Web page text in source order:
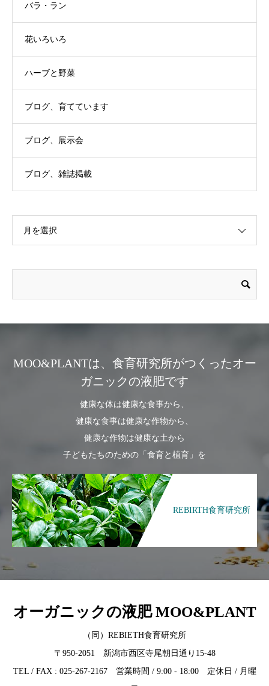
バラ・ラン
花いろいろ
ハーブと野菜
ブログ、育てています
ブログ、展示会
ブログ、雑誌掲載
月を選択
MOO&PLANTは、食育研究所がつくったオー
ガニックの液肥です
健康な体は健康な食事から、
健康な食事は健康な作物から、
健康な作物は健康な土から
子どもたちのための「食育と植育」を
REBIRTH食育研究所
オーガニックの液肥 MOO&PLANT
（同）REBIETH食育研究所
〒950-2051 新潟市西区寺尾朝日通り15-48
TEL / FAX : 025-267-2167 営業時間 / 9:00 - 18:00 定休日 / 月曜